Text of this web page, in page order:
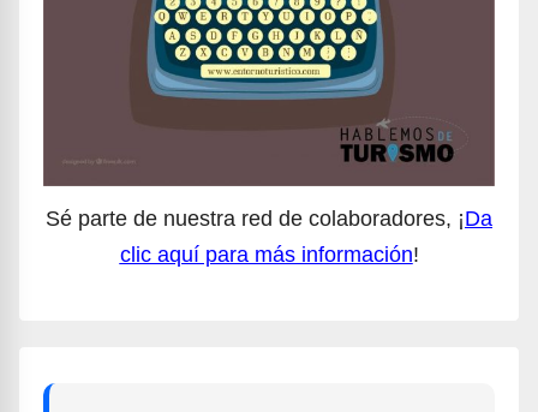
Sé parte de nuestra red de colaboradores, ¡Da
clic aquí para más información!